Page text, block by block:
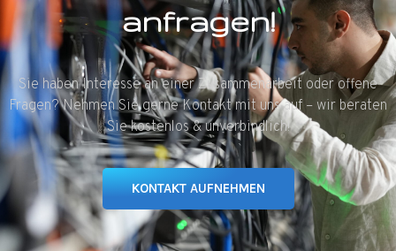
anfragen!
Sie haben Interesse an einer Zusammenarbeit oder offene
Fragen? Nehmen Sie gerne Kontakt mit uns auf – wir beraten
Sie kostenlos & unverbindlich!
KONTAKT AUFNEHMEN